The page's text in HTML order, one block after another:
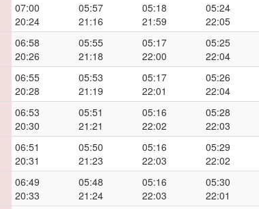
07:00
20:24
05:57
21:16
05:18
21:59
05:24
22:05
06:58
20:26
05:55
21:18
05:17
22:00
05:25
22:04
06:55
20:28
05:53
21:19
05:17
22:01
05:26
22:04
06:53
20:30
05:51
21:21
05:16
22:02
05:28
22:03
06:51
20:31
05:50
21:23
05:16
22:03
05:29
22:02
06:49
20:33
05:48
21:24
05:16
22:03
05:30
22:01